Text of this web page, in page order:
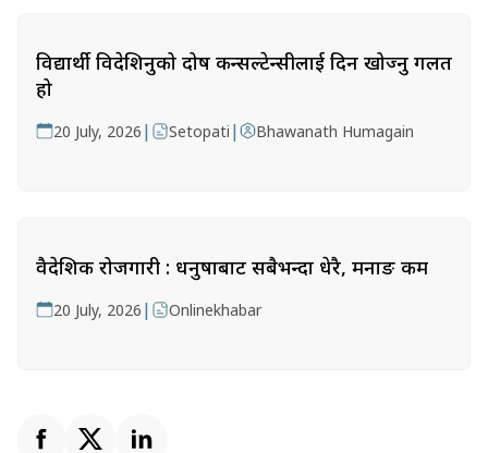
विद्यार्थी विदेशिनुको दोष कन्सल्टेन्सीलाई दिन खोज्नु गलत
हो
20 July, 2026 | Setopati | Bhawanath Humagain
वैदेशिक रोजगारी : धनुषाबाट सबैभन्दा धेरै, मनाङ कम
20 July, 2026 | Onlinekhabar